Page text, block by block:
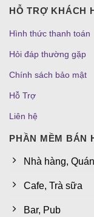
HỖ TRỢ KHÁCH
Hình thức thanh toán
Hỏi đáp thường gặp
Chính sách bảo mật
Hỗ Trợ
Liên hệ
PHẦN MỀM BÁN
Nhà hàng,
Cafe, Trà sữa
Bar, Pub